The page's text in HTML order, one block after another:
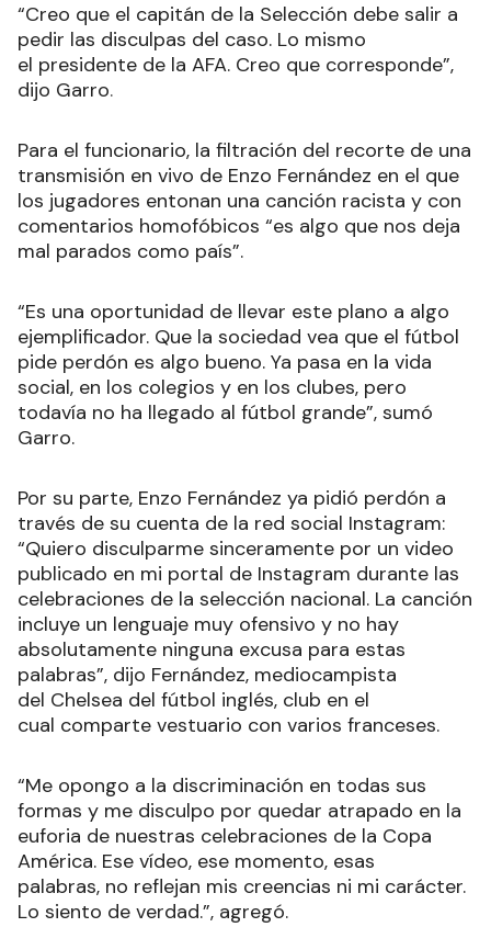
“Creo que el capitán de la Selección debe salir a
pedir las disculpas del caso. Lo mismo
el presidente de la AFA. Creo que corresponde”,
dijo Garro.
Para el funcionario, la filtración del recorte de una
transmisión en vivo de Enzo Fernández en el que
los jugadores entonan una canción racista y con
comentarios homofóbicos “es algo que nos deja
mal parados como país”.
“Es una oportunidad de llevar este plano a algo
ejemplificador. Que la sociedad vea que el fútbol
pide perdón es algo bueno. Ya pasa en la vida
social, en los colegios y en los clubes, pero
todavía no ha llegado al fútbol grande”, sumó
Garro.
Por su parte, Enzo Fernández ya pidió perdón a
través de su cuenta de la red social Instagram:
“Quiero disculparme sinceramente por un video
publicado en mi portal de Instagram durante las
celebraciones de la selección nacional. La canción
incluye un lenguaje muy ofensivo y no hay
absolutamente ninguna excusa para estas
palabras”, dijo Fernández, mediocampista
del Chelsea del fútbol inglés, club en el
cual comparte vestuario con varios franceses.
“Me opongo a la discriminación en todas sus
formas y me disculpo por quedar atrapado en la
euforia de nuestras celebraciones de la Copa
América. Ese vídeo, ese momento, esas
palabras, no reflejan mis creencias ni mi carácter.
Lo siento de verdad.”, agregó.